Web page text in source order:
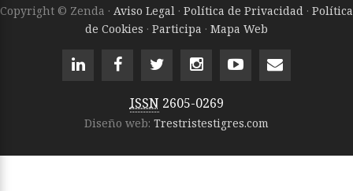
Copyright © Zenda · Aviso Legal · Política de Privacidad · Política
de Cookies · Participa · Mapa Web
ISSN 2605-0269
Diseño web: Trestristestigres.com